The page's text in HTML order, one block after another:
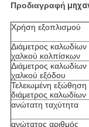
Προδιαγραφή
Χρήση εξοπλισμού
Διάμετρος καλωδίων
χαλκού κολπίσκων
Διάμετρος καλωδίων
χαλκού εξόδου
Τελειωμένη εξώθηση
διάμετρος καλωδίων
ανώτατη ταχύτητα
ανώτατος αριθμός